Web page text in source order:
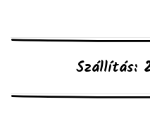
Szállítás: